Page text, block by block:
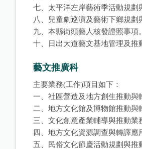
七、太平洋左岸藝術季活動規劃
八、兒童劇巡演及藝術下鄉規劃
九、本縣街頭藝人核發證照事項。
十、日出大道藝文基地管理及推
藝文推廣科
主要業務(工作)項目如下：
一、社區營造及地方創生推動與
二、地方文化館及博物館推動與
三、文化創意產業輔導與推動業
四、地方文化資源調查與轉譯應
五、民俗文化節慶活動規劃與推